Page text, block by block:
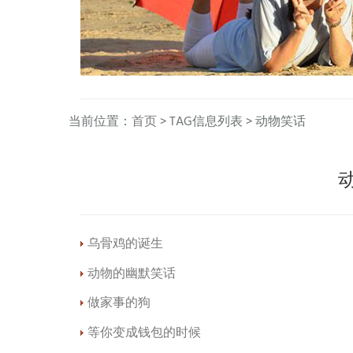
当前位置： 首页> TAG信息列表 > 动物笑话
乌骨鸡的诞生
动物的幽默笑话
做家事的狗
等你变成钱包的时候